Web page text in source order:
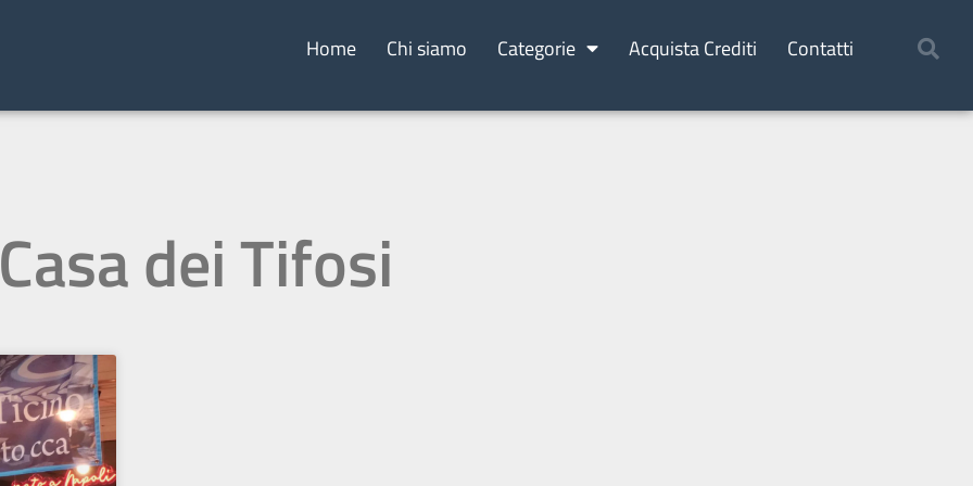
Home Chi siamo Categorie Acquista Crediti Contatti
dei Tifosi